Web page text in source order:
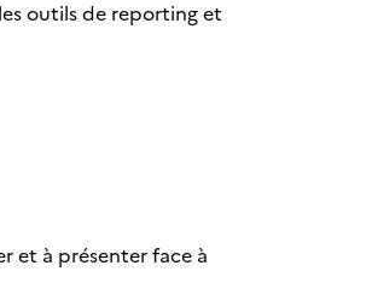
outils de reporting et
et à présenter face à